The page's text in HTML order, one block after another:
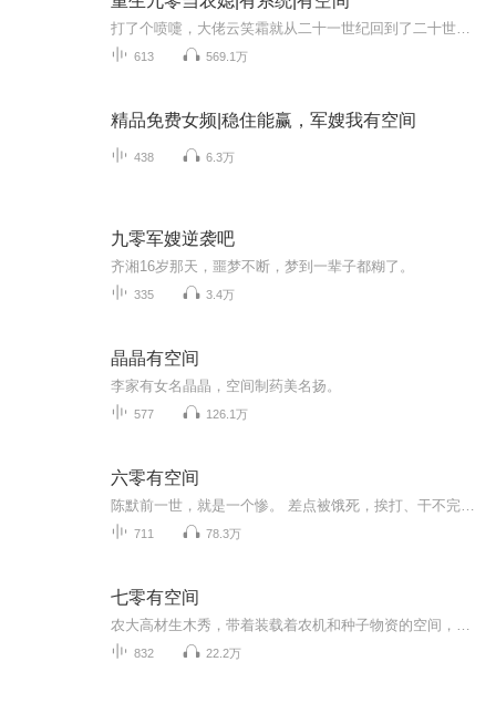
613 569.1万
精品免费女频|稳住能赢，军嫂我有空间
438 6.3万
九零军嫂逆袭吧
齐湘16岁那天，噩梦不断，梦到一辈子都糊了。
335 3.4万
晶晶有空间
李家有女名晶晶，空间制药美名扬。
577 126.1万
六零有空间
711 78.3万
七零有空间
832 22.2万